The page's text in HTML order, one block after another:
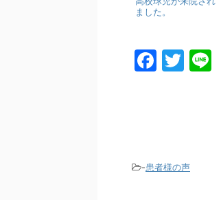
ました。
F
o
T
-患者様の声